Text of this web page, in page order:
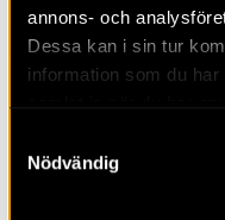
annons- och
Dessa kan i sin tur
information som du
Nödvändig
Sju hus från